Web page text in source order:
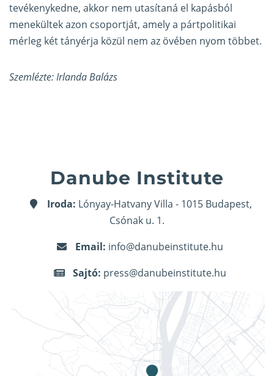
tevékenykedne, akkor nem utasítaná el kapásból
menekültek azon csoportját, amely a pártpolitikai
mérleg két tányérja közül nem az övében nyom többet.
Szemlézte: Irlanda Balázs
Danube Institute
Iroda: Lónyay-Hatvany Villa - 1015 Budapest,
Csónak u. 1.
Email: info@danubeinstitute.hu
Sajtó: press@danubeinstitute.hu